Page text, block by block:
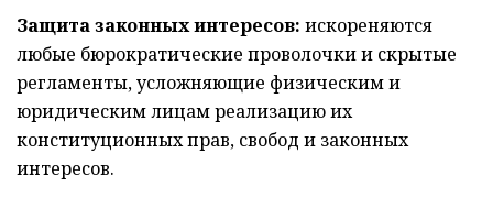
Защита законных интересов: искореняются
любые бюрократические проволочки и скрытые
регламенты, усложняющие физическим и
юридическим лицам реализацию их
конституционных прав, свобод и законных
интересов.